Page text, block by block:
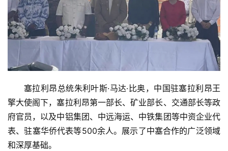
塞拉利昂总统朱利叶斯·马达·比奥，中国驻塞拉利昂王
擎大使阁下，塞拉利昂第一部长、矿业部长、交通部长等政
府官员，以及中铝集团、中远海运、中铁集团等中资企业代
表、驻塞华侨代表等500余人。展示了中塞合作的广泛领域
和深厚基础。